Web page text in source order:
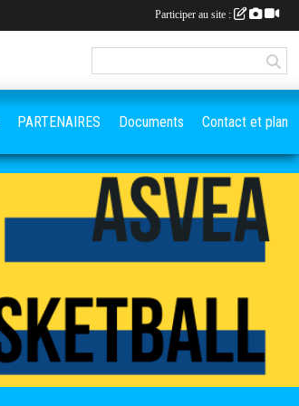
PARTENAIRES Documents Contact et plan
Participer au site :